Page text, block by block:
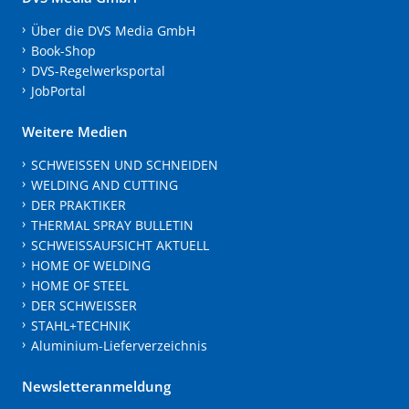
Über die DVS Media GmbH
Book-Shop
DVS-Regelwerksportal
JobPortal
Weitere Medien
SCHWEISSEN UND SCHNEIDEN
WELDING AND CUTTING
DER PRAKTIKER
THERMAL SPRAY BULLETIN
SCHWEISSAUFSICHT AKTUELL
HOME OF WELDING
HOME OF STEEL
DER SCHWEISSER
STAHL+TECHNIK
Aluminium-Lieferverzeichnis
Newsletteranmeldung